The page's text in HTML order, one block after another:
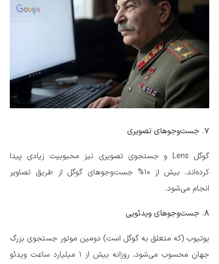
۷. جست‌و‌جو‌های تصویری
گوگل Lens و جستجوی تصویری نیز محبوبیت زیادی پیدا
کرده‌اند. بیش از ۱۰% جست‌و‌جو‌های گوگل از طریق تصاویر
انجام می‌شود.
۸. جست‌و‌جو‌های ویدئویی
یوتیوب (که متعلق به گوگل است) دومین موتور جستجوی بزرگ
جهان محسوب می‌شود. روزانه بیش از ۱ میلیارد ساعت ویدئو